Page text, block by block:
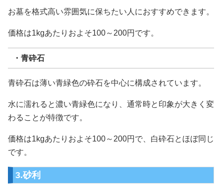
お墓を格式高い雰囲気に保ちたい人におすすめできます。
価格は1kgあたりおよそ100～200円です。
・青砕石
青砕石は薄い青緑色の砕石を中心に構成されています。
水に濡れると濃い青緑色になり、通常時と印象が大きく変
わることが特徴です。
価格は1kgあたりおよそ100～200円で、白砕石とほぼ同じ
です。
3.砂利